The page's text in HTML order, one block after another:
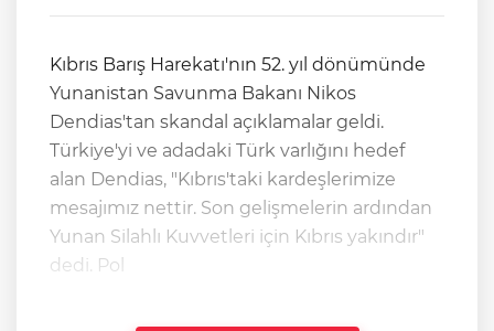
Kıbrıs Barış Harekatı'nın 52. yıl dönümünde
Yunanistan Savunma Bakanı Nikos
Dendias'tan skandal açıklamalar geldi.
Türkiye'yi ve adadaki Türk varlığını hedef
alan Dendias, "Kıbrıs'taki kardeşlerimize
mesajımız nettir. Son gelişmelerin ardından
Yunan Silahlı Kuvvetleri için Kıbrıs yakındır"
dedi. Pol